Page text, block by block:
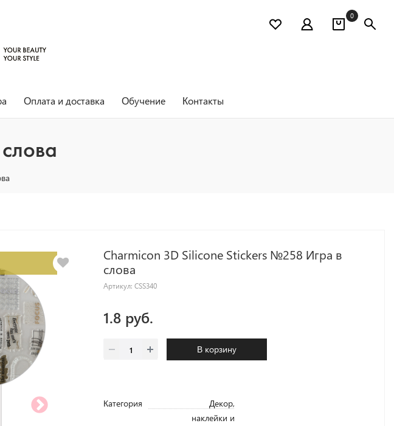
0
Оплата и доставка Обучение Контакты
Charmicon 3D Silicone Stickers №258 Игра в
слова
Артикул: CSS340
1.8 руб.
В корзину
Категория
Декор,
наклейки и